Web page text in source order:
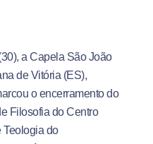
a Capela São João
de Vitória (ES),
o encerramento do
Filosofia do Centro
Teologia do